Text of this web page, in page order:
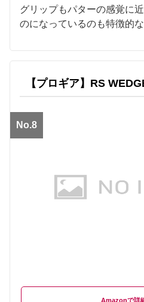
グリップもパターの感覚に
のになっているのも特徴的な
【プロギア】RS
No.8
Amazon